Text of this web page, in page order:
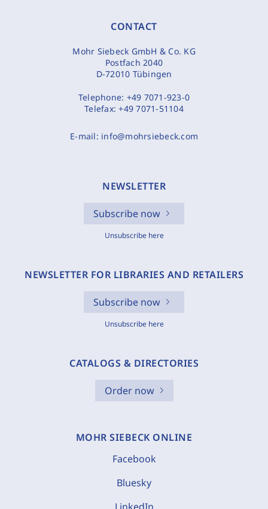
CONTACT
Mohr Siebeck GmbH & Co. KG
Postfach 2040
D-72010 Tübingen
Telephone: +49 7071-923-0
Telefax:+49 7071-51104
E-mail: info@mohrsiebeck.com
NEWSLETTER
Subscribe now
Unsubscribe here
NEWSLETTER FOR LIBRARIES AND RETAILERS
Subscribe now
Unsubscribe here
CATALOGS & DIRECTORIES
Order now
MOHR SIEBECK ONLINE
Facebook
Bluesky